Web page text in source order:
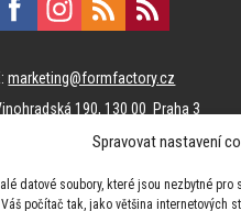
Spravovat nastavení
datové soubory, které jsou nezbytné
počítač tak, jako většina internetových
marketing@formfactory.cz
190, 130 00 Praha 3